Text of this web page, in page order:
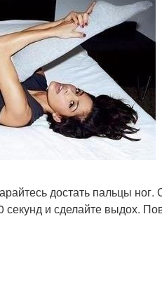
достать пальцы
и сделайте выдох.